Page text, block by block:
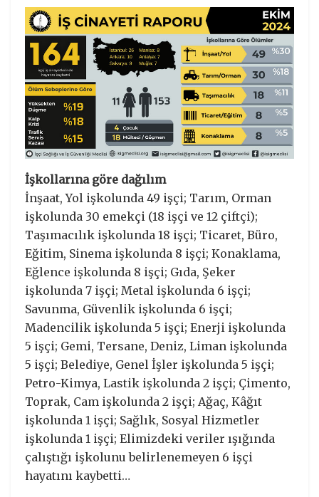
İşkollarına göre dağılım
İnşaat, Yol işkolunda 49 işçi; Tarım, Orman
işkolunda 30 emekçi (18 işçi ve 12 çiftçi);
Taşımacılık işkolunda 18 işçi; Ticaret, Büro,
Eğitim, Sinema işkolunda 8 işçi; Konaklama,
Eğlence işkolunda 8 işçi; Gıda, Şeker
işkolunda 7 işçi; Metal işkolunda 6 işçi;
Savunma, Güvenlik işkolunda 6 işçi;
Madencilik işkolunda 5 işçi; Enerji işkolunda
5 işçi; Gemi, Tersane, Deniz, Liman işkolunda
5 işçi; Belediye, Genel İşler işkolunda 5 işçi;
Petro-Kimya, Lastik işkolunda 2 işçi; Çimento,
Toprak, Cam işkolunda 2 işçi; Ağaç, Kâğıt
işkolunda 1 işçi; Sağlık, Sosyal Hizmetler
işkolunda 1 işçi; Elimizdeki veriler ışığında
çalıştığı işkolunu belirlenemeyen 6 işçi
hayatını kaybetti…